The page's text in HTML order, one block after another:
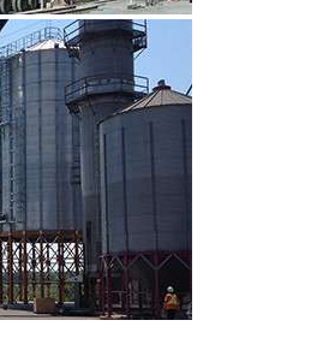
POUR AGRANDIR